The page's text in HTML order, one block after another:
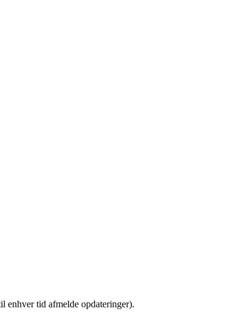
enhver tid afmelde opdateringer).